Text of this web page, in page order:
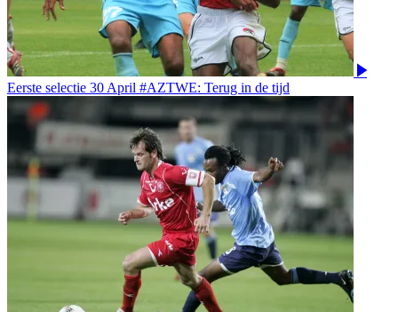
Eerste selectie 30 April #AZTWE: Terug in de tijd